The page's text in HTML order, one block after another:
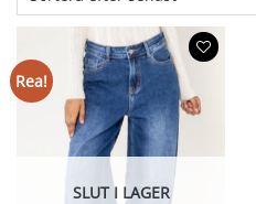
Rea!
SLUT I LAGER